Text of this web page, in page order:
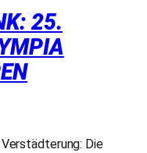
25.
Die